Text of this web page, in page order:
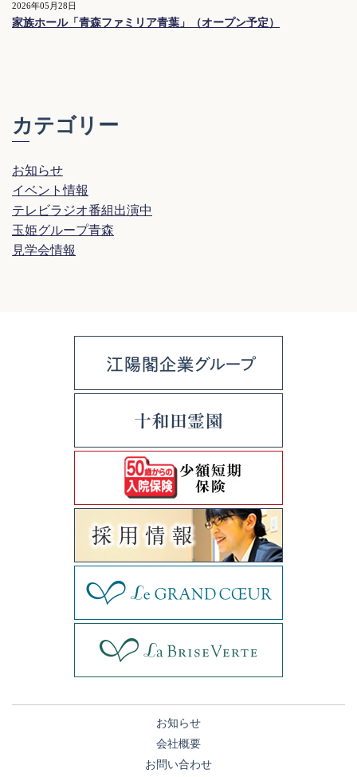
2026年05月28日
家族ホール「青森ファミリア青葉」（オープン予定）
カテゴリー
お知らせ
イベント情報
テレビラジオ番組出演中
玉姫グループ青森
見学会情報
お知らせ
会社概要
お問い合わせ